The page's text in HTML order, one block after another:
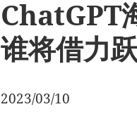
ChatGPT
谁将借力
2023/03/10